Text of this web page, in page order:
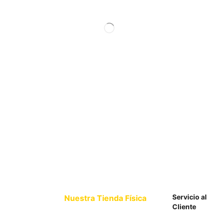
Nuestra Tienda Física
Servicio al
Cliente